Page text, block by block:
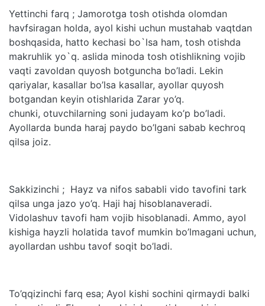
Yettinchi farq ; Jamorotga tosh otishda olomdan
havfsiragan holda, ayol kishi uchun mustahab vaqtdan
boshqasida, hatto kechasi bo`lsa ham, tosh otishda
makruhlik yo`q. aslida minoda tosh otishlikning vojib
vaqti zavoldan quyosh botguncha bo’ladi. Lekin
qariyalar, kasallar bo’lsa kasallar, ayollar quyosh
botgandan keyin otishlarida Zarar yo’q.
chunki, otuvchilarning soni judayam ko’p bo’ladi.
Ayollarda bunda haraj paydo bo’lgani sabab kechroq
qilsa joiz.
Sakkizinchi ; Hayz va nifos sababli vido tavofini tark
qilsa unga jazo yo’q. Haji haj hisoblanaveradi.
Vidolashuv tavofi ham vojib hisoblanadi. Ammo, ayol
kishiga hayzli holatida tavof mumkin bo’lmagani uchun,
ayollardan ushbu tavof soqit bo’ladi.
To’qqizinchi farq esa; Ayol kishi sochini qirmaydi balki